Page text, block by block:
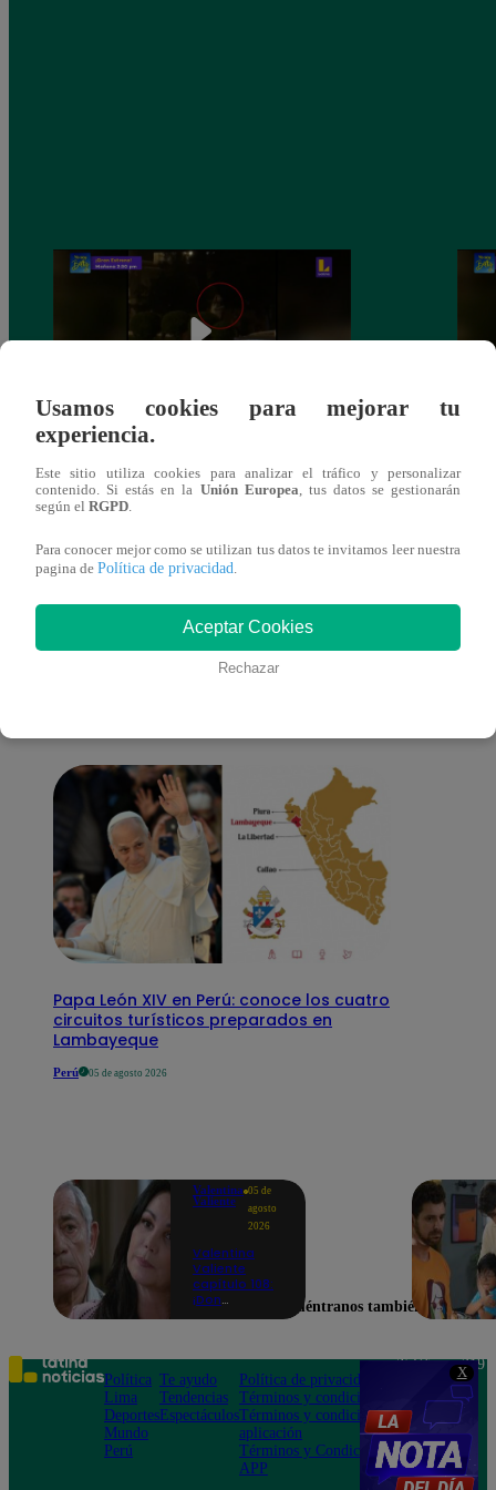
X
estado de ebriedad
También te puede
interesar
Papa León XIV en Perú: conoce los cuatro
circuitos turísticos preparados en
Lambayeque
Perú 05 de agosto 2026
Valentina
Valiente
05 de
agosto
2026
Valentina
Valiente
capítulo 108:
¡Don
Frida tras
descubrir una
contradicción
en una
conversación!
Usamos cookies para mejorar tu
experiencia.
Este sitio utiliza cookies para analizar el tráfico y personalizar
contenido. Si estás en la Unión Europea, tus datos se gestionarán
según el RGPD.
Para conocer mejor como se utilizan tus datos te invitamos leer nuestra
pagina de Política de privacidad.
Aceptar Cookies
Rechazar
Encuéntranos también en
Política
Lima
Deportes
Mundo
Perú
Te ayudo
Tendencias
Espectáculos
Política de privacidad
Términos y condiciones
Términos y condiciones
aplicación
Términos y Condiciones
APP
Teléfono: 219
Av. San
Felipe 968
Jesús María